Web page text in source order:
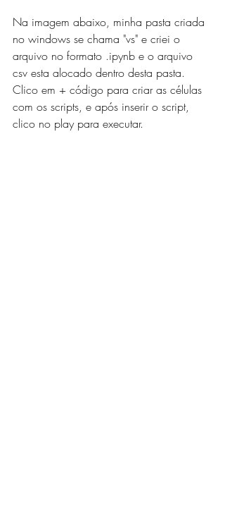
Na imagem abaixo, minha pasta criada
no windows se chama "vs" e criei o
arquivo no formato .ipynb e o arquivo
csv esta alocado dentro desta pasta.
Clico em + código para criar as células
com os scripts, e após inserir o script,
clico no play para executar.